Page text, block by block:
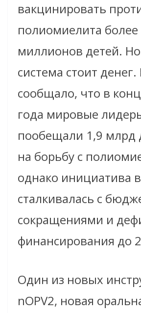
вакцинировать
полиомиелита более
миллионов детей. Но
система стоит
сообщало, что в
года мировые
пообещали 1,9 млрд
на борьбу с
однако инициатива
сталкивалась с
сокращениями и
финансирования до
Один из новых
nOPV2, новая